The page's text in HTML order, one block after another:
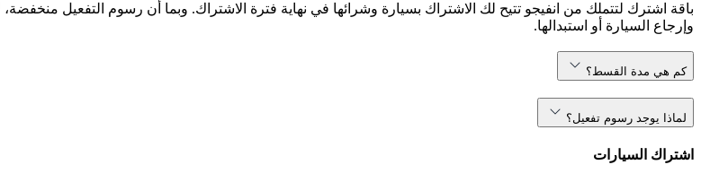
باقة اشترك لتتملك من انفيجو تتيح لك الاشتراك بسيارة وشرائها في نهاية فترة الاشتراك. وبما أن رسوم التفعيل
وإرجاع السيارة أو استبدالها.
كم هي مدة القسط؟
لماذا يوجد رسوم تفعيل؟
اشتراك السيارات